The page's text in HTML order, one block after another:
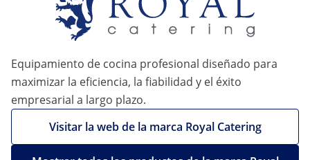
Equipamiento de cocina profesional diseñado para
maximizar la eficiencia, la fiabilidad y el éxito
empresarial a largo plazo.
Visitar la web de la marca Royal Catering